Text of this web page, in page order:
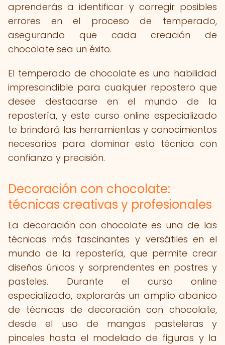
aprenderás a identificar y corregir posibles
errores en el proceso de temperado,
asegurando que cada creación de
chocolate sea un éxito.
El temperado de chocolate es una habilidad
imprescindible para cualquier repostero que
desee destacarse en el mundo de la
repostería, y este curso online especializado
te brindará las herramientas y conocimientos
necesarios para dominar esta técnica con
confianza y precisión.
Decoración con chocolate:
técnicas creativas y profesionales
La decoración con chocolate es una de las
técnicas más fascinantes y versátiles en el
mundo de la repostería, que permite crear
diseños únicos y sorprendentes en postres y
pasteles. Durante el curso online
especializado, explorarás un amplio abanico
de técnicas de decoración con chocolate,
desde el uso de mangas pasteleras y
pinceles hasta el modelado de figuras y la